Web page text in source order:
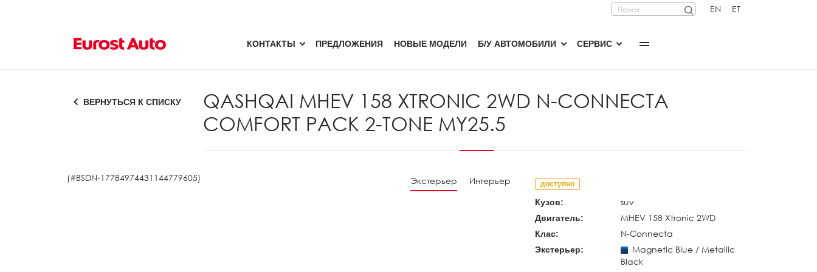
КОНТАКТЫ ПРЕДЛОЖЕНИЯ НОВЫЕ МОДЕЛИ Б/У АВТОМОБИЛИ СЕРВИС
EN ET
ВЕРНУТЬСЯ К СПИСКУ
QASHQAI MHEV 158 XTRONIC 2WD N-CONNECTA
COMFORT PACK 2-TONE MY25.5
(#BSDN-17784974431144779605) Экстерьер Интерьер доступно
Кузов: suv
Двигатель: MHEV 158 Xtronic 2WD
Клас: N-Connecta
Экстерьер:
Magnetic Blue / Metallic
Black